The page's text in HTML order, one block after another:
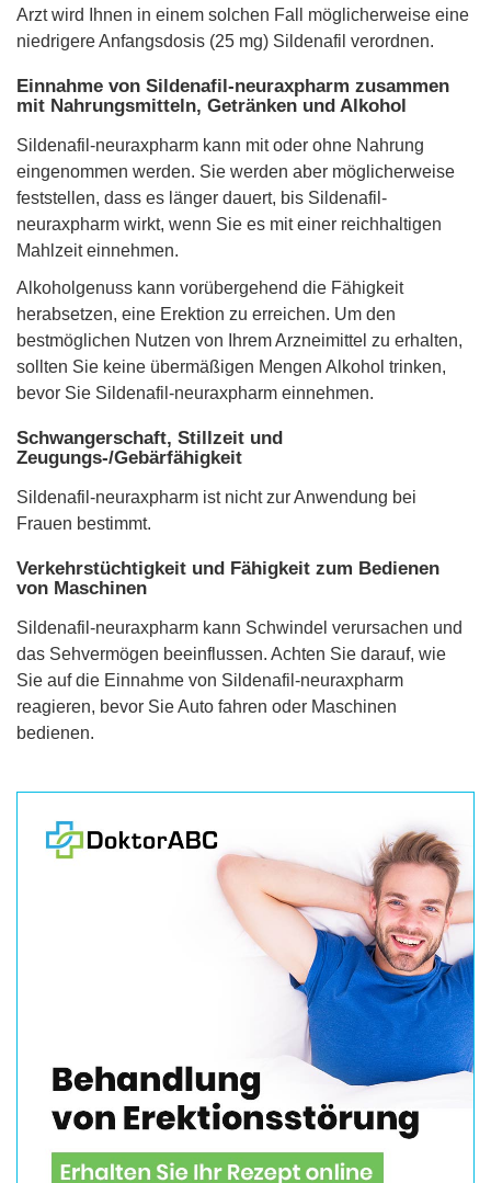
Arzt wird Ihnen in einem solchen Fall möglicherweise eine
niedrigere Anfangsdosis (25 mg) Sildenafil verordnen.
Einnahme von Sildenafil-neuraxpharm zusammen
mit Nahrungsmitteln, Getränken und Alkohol
Sildenafil-neuraxpharm kann mit oder ohne Nahrung
eingenommen werden. Sie werden aber möglicherweise
feststellen, dass es länger dauert, bis Sildenafil-
neuraxpharm wirkt, wenn Sie es mit einer reichhaltigen
Mahlzeit einnehmen.
Alkoholgenuss kann vorübergehend die Fähigkeit
herabsetzen, eine Erektion zu erreichen. Um den
bestmöglichen Nutzen von Ihrem Arzneimittel zu erhalten,
sollten Sie keine übermäßigen Mengen Alkohol trinken,
bevor Sie Sildenafil-neuraxpharm einnehmen.
Schwangerschaft, Stillzeit und
Zeugungs-/Gebärfähigkeit
Sildenafil-neuraxpharm ist nicht zur Anwendung bei
Frauen bestimmt.
Verkehrstüchtigkeit und Fähigkeit zum Bedienen
von Maschinen
Sildenafil-neuraxpharm kann Schwindel verursachen und
das Sehvermögen beeinflussen. Achten Sie darauf, wie
Sie auf die Einnahme von Sildenafil-neuraxpharm
reagieren, bevor Sie Auto fahren oder Maschinen
bedienen.